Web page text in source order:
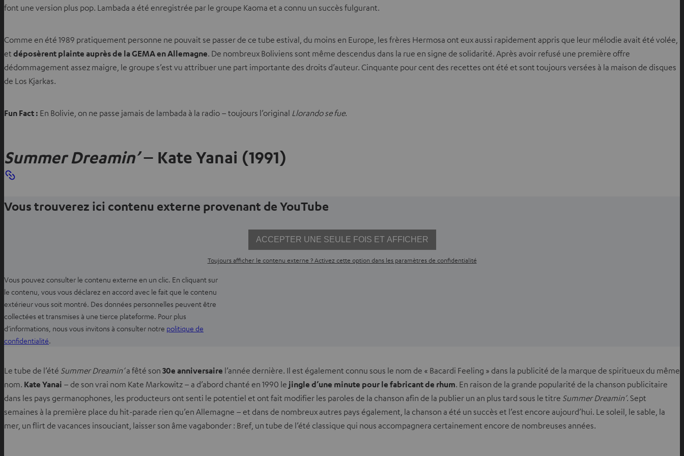
u
n
v
e
o
e
font une version plus pop. Lambada a été enregistrée par le groupe Kaoma et a connu un succès fulgurant.
Comme en été 1989 pratiquement personne ne pouvait se passer de ce tube estival, du moins en Europe, les frères Hermosa ont eux aussi rapidement appris que leur mélodie avait été volée,
et déposèrent plainte auprès de la GEMA en Allemagne. De nombreux Boliviens sont même descendus dans la rue en signe de solidarité. Après avoir refusé une première offre
dédommagement assez maigre, le groupe s’est vu attribuer une part importante des droits d’auteur. Cinquante pour cent des recettes ont été et sont toujours versées à la maison de disques
de Los Kjarkas.
Fun Fact : En Bolivie, on ne passe jamais de lambada à la radio – toujours l’original Llorando se fue.
Summer Dreamin’– Kate Yanai (1991)
Vous trouverez ici contenu externe provenant de YouTube
ACCEPTER UNE SEULE FOIS ET AFFICHER
Toujours afficher le contenu externe ? Activez cette option dans les paramètres de confidentialité
Vous pouvez consulter le contenu externe en un clic. En cliquant sur
le contenu, vous vous déclarez en accord avec le fait que le contenu
extérieur vous soit montré. Des données personnelles peuvent être
collectées et transmises à une tierce plateforme. Pour plus
d’informations, nous vous invitons à consulter notre politique de
confidentialité
r
i
r
d
a
.
Le tube de l’été Summer Dreamin’a fêté son 30e anniversaire l’année dernière. Il est également connu sous le nom de « Bacardi Feeling » dans la publicité de la marque de spiritueux du même
nom. Kate Yanai – de son vrai nom Kate Markowitz – a d’abord chanté en 1990 le jingle d’une minute pour le fabricant de rhum. En raison de la grande popularité de la chanson publicitaire
dans les pays germanophones, les producteurs ont senti le potentiel et ont fait modifier les paroles de la chanson afin de la publier un an plus tard sous le titre Summer Dreamin’. Sept
semaines à la première place du hit-parade rien qu’en Allemagne – et dans de nombreux autres pays également, la chanson a été un succès et l’est encore aujourd’hui. Le soleil, le sable, la
mer, un flirt de vacances insouciant, laisser son âme vagabonder : Bref, un tube de l’été classique qui nous accompagnera certainement encore de nombreuses années.